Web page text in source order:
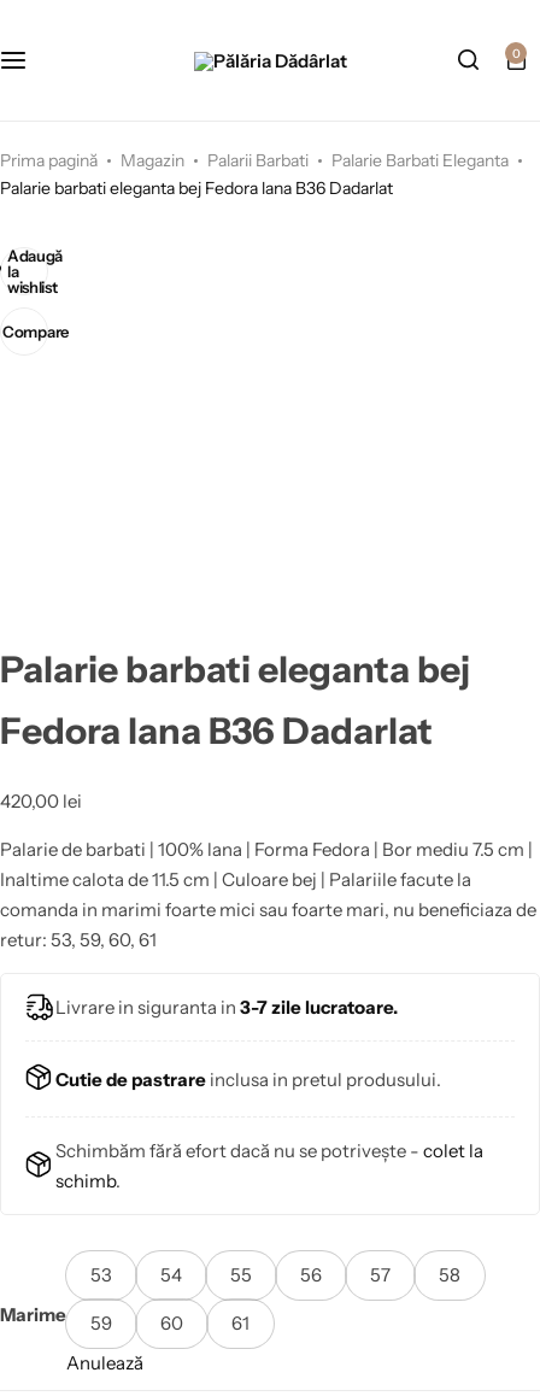
0
Prima pagină Magazin Palarii Barbati
Palarie Barbati Eleganta
Palarie barbati eleganta bej Fedora lana B36 Dadarlat
Adaugă
la
wishlist
Compare
Palarie barbati eleganta bej
Fedora lana B36 Dadarlat
420,00 lei
Palarie de barbati | 100% lana | Forma Fedora | Bor mediu 7.5 cm |
Inaltime calota de 11.5 cm | Culoare bej | Palariile facute la
comanda in marimi foarte mici sau foarte mari, nu beneficiaza de
retur: 53, 59, 60, 61
Livrare in siguranta in 3-7 zile lucratoare.
Cutie de pastrare inclusa in pretul produsului.
Schimbăm fără efort dacă nu se potrivește - colet la
schimb.
Marime
53 54 55 56 57 58
59 60
61
Anulează